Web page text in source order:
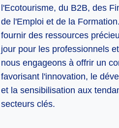
l'Ecotourisme, du B2B, des
de l'Emploi et de la
fournir des ressources
jour pour les professionnels
nous engageons à offrir un
favorisant l'innovation, le
et la sensibilisation aux
secteurs clés.